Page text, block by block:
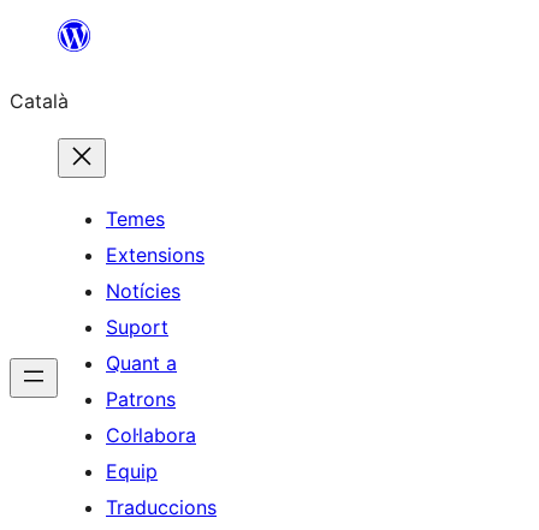
contingut
Català
Temes
Extensions
Notícies
Suport
Quant a
Patrons
Col·labora
Equip
Traduccions